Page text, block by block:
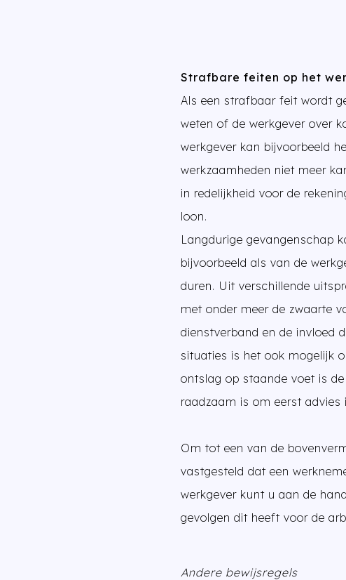
Strafbare feiten op het
Als een strafbaar feit wordt
weten of de werkgever over
werkgever kan bijvoorbeeld
werkzaamheden niet meer
in redelijkheid voor de
loon.
Langdurige gevangenschap
bijvoorbeeld als van de
duren. Uit verschillende
met onder meer de zwaarte
dienstverband en de invloed
situaties is het ook mogelijk
ontslag op staande voet is
raadzaam is om eerst
Om tot een van de
vastgesteld dat een
werkgever kunt u aan de
gevolgen dit heeft voor de
Andere bewijsregels